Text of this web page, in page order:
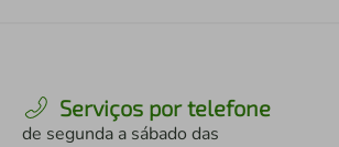
Serviços por telefone
de segunda a sábado das